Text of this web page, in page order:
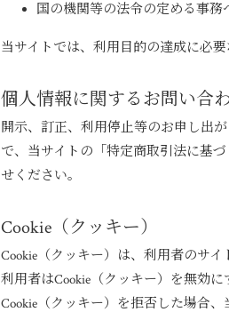
国の機関等の法令の定める事務
当サイトでは、利用目的の達成に必
個人情報に関するお問い合
開示、訂正、利用停止等のお申し出
で、当サイトの「特定商取引法に基
せください。
Cookie（クッキー）
Cookie（クッキー）は、利用者のサ
利用者はCookie（クッキー）を無効
Cookie（クッキー）を拒否した場合